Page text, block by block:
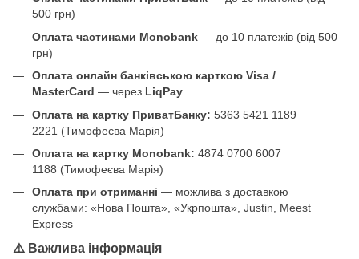
500 грн)
Оплата частинами Monobank — до 10 платежів (від 500
грн)
Оплата онлайн банківською карткою Visa /
MasterCard — через LiqPay
Оплата на картку ПриватБанку: 5363 5421 1189
2221 (Тимофеєва Марія)
Оплата на картку Monobank: 4874 0700 6007
1188 (Тимофеєва Марія)
Оплата при отриманні — можлива з доставкою
службами: «Нова Пошта», «Укрпошта», Justin, Meest
Express
⚠️ Важлива інформація